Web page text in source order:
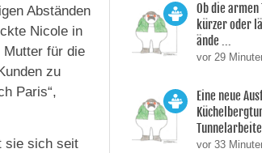
Abständen
Nicole in
Mutter für die
zu
Paris“,
sie sich seit
Ob die
kürzer oder
ände ...
vor 29
Eine neue
vor 33